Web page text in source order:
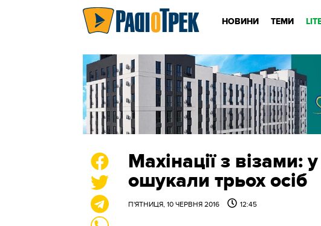
НОВИНИ ТЕМИ
Махінації з візами:
ошукали трьох осіб
П'ЯТНИЦЯ, 10 ЧЕРВНЯ 2016 12:45